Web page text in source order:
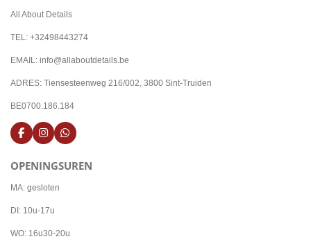
All About Details
TEL: +32498443274
EMAIL: info@allaboutdetails.be
ADRES: Tiensesteenweg 216/002, 3800 Sint-Truiden
BE0700.186.184
F
a
e
o
I
n
g
m
W
h
t
OPENINGSUREN
MA: gesloten
DI: 10u-17u
WO: 16u30-20u